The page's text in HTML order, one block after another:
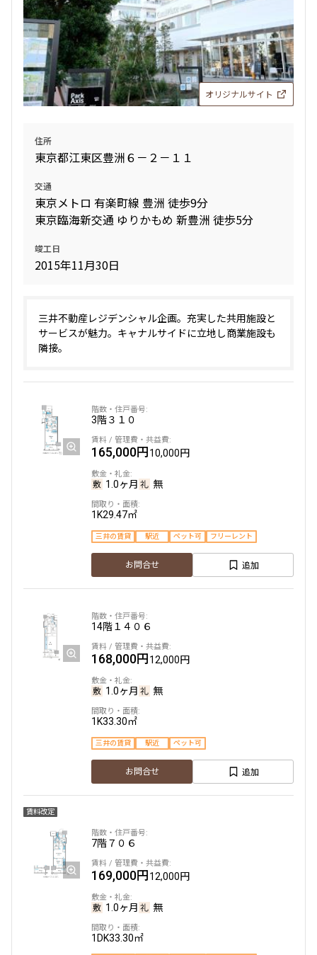
オリジナルサイト
住所
東京都江東区豊洲６－２－１１
交通
東京メトロ 有楽町線 豊洲 徒歩9分
東京臨海新交通 ゆりかもめ 新豊洲 徒歩5分
竣工日
2015年11月30日
三井不動産レジデンシャル企画。充実した共用施設と
サービスが魅力。キャナルサイドに立地し商業施設も
隣接。
3階３１０
165,000円10,000円
1.0ヶ月 無
1K29.47㎡
三井の賃貸 駅近 ペット可 フリーレント
お問合せ 追加
14階１４０６
168,000円12,000円
1.0ヶ月 無
1K33.30㎡
三井の賃貸 駅近 ペット可
お問合せ 追加
賃料改定
7階７０６
169,000円12,000円
1.0ヶ月 無
1DK33.30㎡